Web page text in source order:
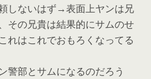
しないはず→表面上ヤンは兄
その兄貴は結果的にサムのせ
れはこれでおもろくなってる
警部とサムになるのだろう